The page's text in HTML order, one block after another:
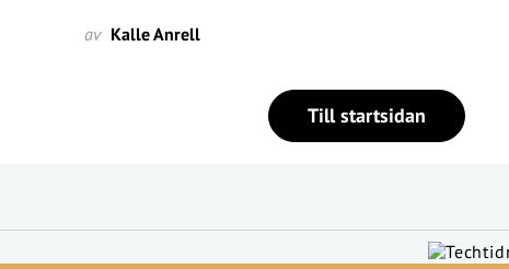
av Kalle Anrell
Till startsidan